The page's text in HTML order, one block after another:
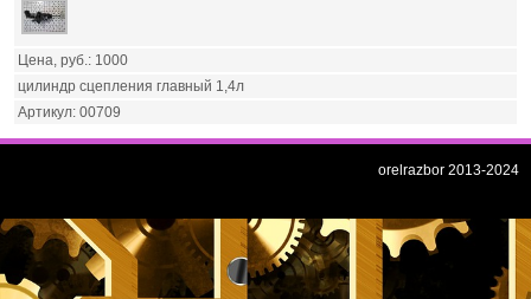
1000
цилиндр сцепления главный 1,4л
00709
orelrazbor 2013-2024